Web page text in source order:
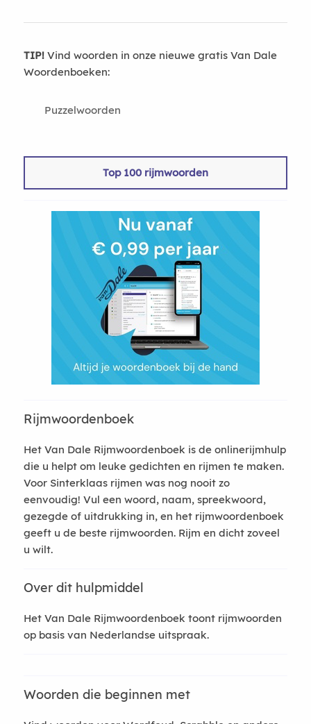
TIP!Vind woorden in onze nieuwe gratis Van Dale
Woordenboeken:
Puzzelwoorden
Top 100 rijmwoorden
Rijmwoordenboek
Het Van Dale Rijmwoordenboek is de onlinerijmhulp
die u helpt om leuke gedichten en rijmen te maken.
Voor Sinterklaas rijmen was nog nooit zo
eenvoudig! Vul een woord, naam, spreekwoord,
gezegde of uitdrukking in, en het rijmwoordenboek
geeft u de beste rijmwoorden. Rijm en dicht zoveel
u wilt.
Over dit hulpmiddel
Het Van Dale Rijmwoordenboek toont rijmwoorden
op basis van Nederlandse uitspraak.
Woorden die beginnen met